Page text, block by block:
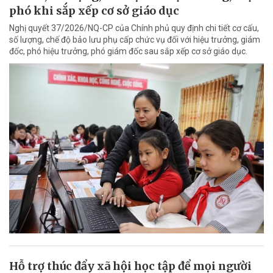
phó khi sắp xếp cơ sở giáo dục
Nghị quyết 37/2026/NQ-CP của Chính phủ quy định chi tiết cơ cấu,
số lượng, chế độ bảo lưu phụ cấp chức vụ đối với hiệu trưởng, giám
đốc, phó hiệu trưởng, phó giám đốc sau sắp xếp cơ sở giáo dục.
Hỗ trợ thúc đẩy xã hội học tập để mọi người